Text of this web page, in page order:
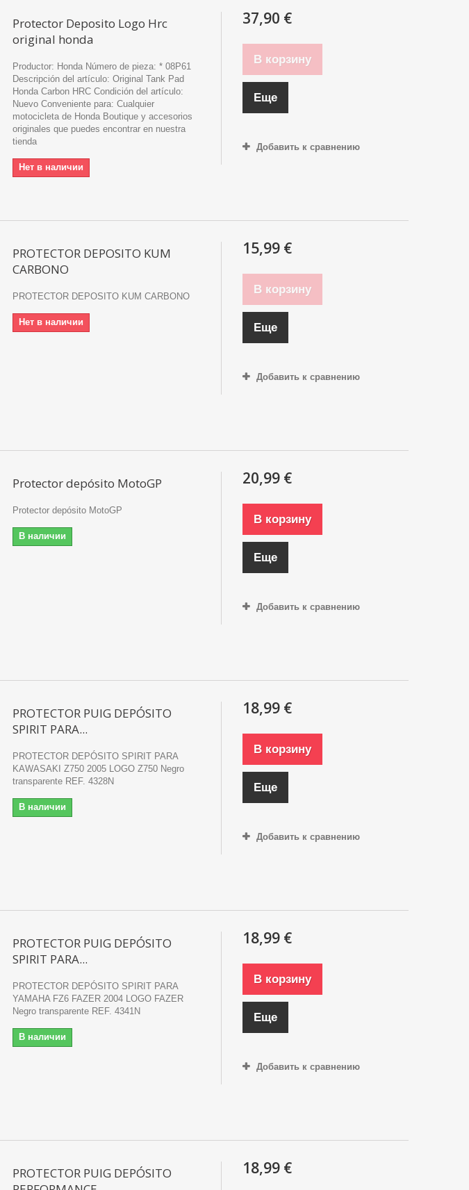
Protector Deposito Logo Hrc
original honda
Productor: Honda Número de pieza: * 08P61
Descripción del artículo: Original Tank Pad
Honda Carbon HRC Condición del artículo:
Nuevo Conveniente para: Cualquier
motocicleta de Honda Boutique y accesorios
originales que puedes encontrar en nuestra
tienda
Нет в наличии
37,90 €
В корзину
Еще
Добавить к сравнению
PROTECTOR DEPOSITO KUM
CARBONO
PROTECTOR DEPOSITO KUM CARBONO
Нет в наличии
15,99 €
В корзину
Еще
Добавить к сравнению
Protector depósito MotoGP
Protector depósito MotoGP
В наличии
20,99 €
В корзину
Еще
Добавить к сравнению
PROTECTOR PUIG DEPÓSITO
SPIRIT PARA...
PROTECTOR DEPÓSITO SPIRIT PARA
KAWASAKI Z750 2005 LOGO Z750 Negro
transparente REF. 4328N
В наличии
18,99 €
В корзину
Еще
Добавить к сравнению
PROTECTOR PUIG DEPÓSITO
SPIRIT PARA...
PROTECTOR DEPÓSITO SPIRIT PARA
YAMAHA FZ6 FAZER 2004 LOGO FAZER
Negro transparente REF. 4341N
В наличии
18,99 €
В корзину
Еще
Добавить к сравнению
PROTECTOR PUIG DEPÓSITO
18,99 €